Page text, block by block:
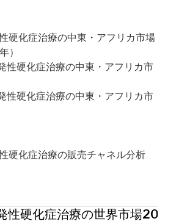
硬化症治療の中東・アフリカ市場
）
性硬化症治療の中東・アフリカ市
性硬化症治療の中東・アフリカ市
硬化症治療の販売チャネル分析
性硬化症治療の世界市場